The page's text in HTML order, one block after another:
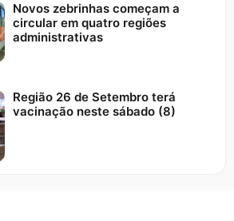
Novos zebrinhas começam a
circular em quatro regiões
administrativas
Região 26 de Setembro terá
vacinação neste sábado (8)